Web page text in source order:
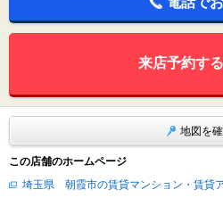
来店予約す
地図を
この店舗のホームページ
埼玉県 朝霞市の賃貸マンション・賃貸